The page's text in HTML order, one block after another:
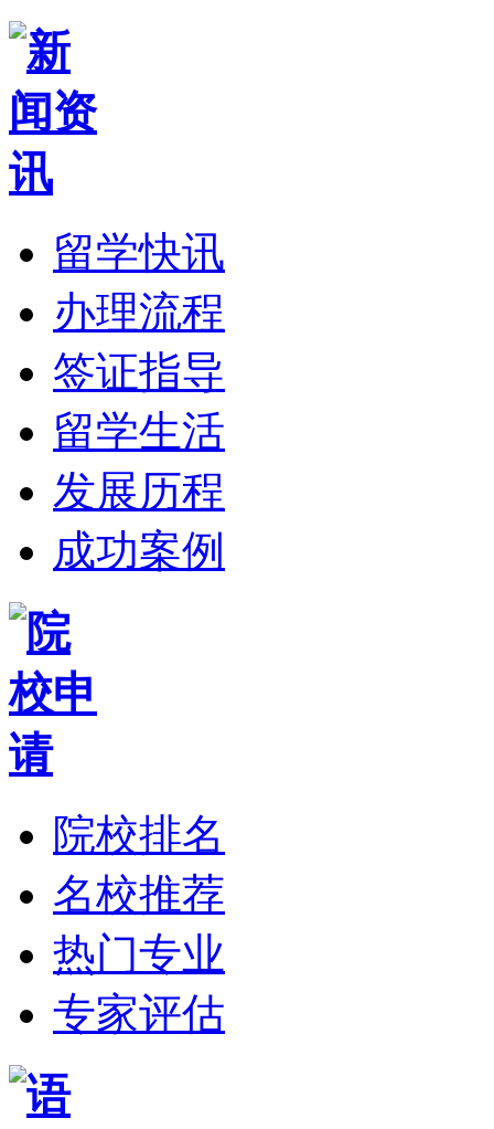
留学快讯
办理流程
签证指导
留学生活
发展历程
成功案例
院校排名
名校推荐
热门专业
专家评估